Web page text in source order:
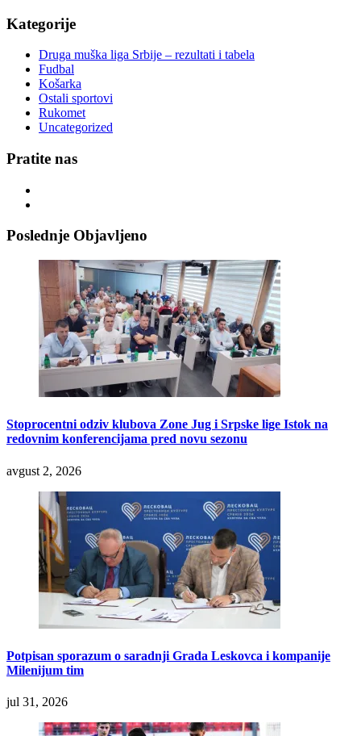
Kategorije
Druga muška liga Srbije – rezultati i tabela
Fudbal
Košarka
Ostali sportovi
Rukomet
Uncategorized
Pratite nas
Poslednje Objavljeno
Stoprocentni odziv klubova Zone Jug i Srpske lige Istok na
redovnim konferencijama pred novu sezonu
avgust 2, 2026
Potpisan sporazum o saradnji Grada Leskovca i kompanije
Milenijum tim
jul 31, 2026